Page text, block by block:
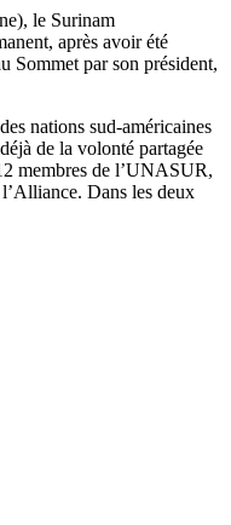
le Surinam
après avoir été
Sommet par son président,
nations sud-américaines
de la volonté partagée
membres de l’UNASUR,
Dans les deux